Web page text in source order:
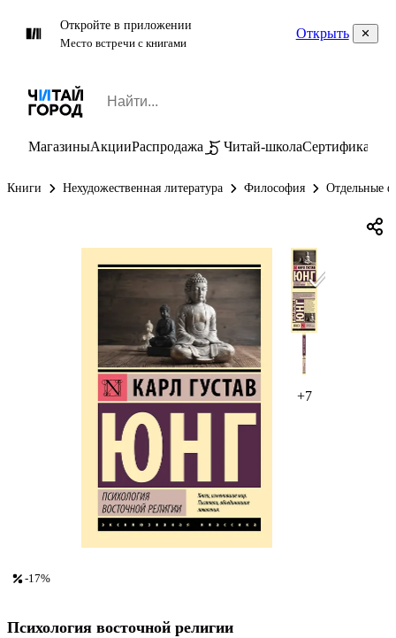
Откройте в приложении
Место встречи с книгами
Открыть
МагазиныАкцииРаспродажа Читай-школаСертификаты
Книги Нехудожественная литература Философия Отдельные
+7
-17%
Психология восточной религии